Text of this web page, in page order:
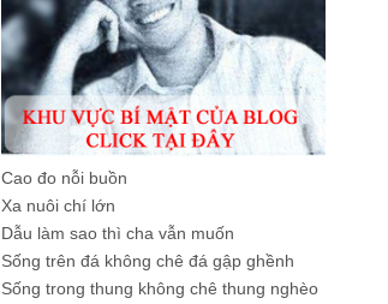
Cao đo nỗi buồn
Xa nuôi chí lớn
Dẫu làm sao thì cha vẫn muốn
Sống trên đá không chê đá gập ghềnh
Sống trong thung không chê thung nghèo